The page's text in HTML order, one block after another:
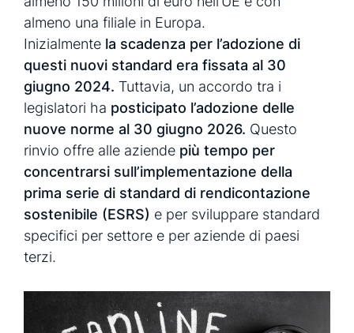
almeno una filiale in Europa.
Inizialmente la scadenza per l’adozione di
questi nuovi standard era fissata al 30
giugno 2024. Tuttavia, un accordo tra i
legislatori ha posticipato l’adozione delle
nuove norme al 30 giugno 2026. Questo
rinvio offre alle aziende più tempo per
concentrarsi sull’implementazione della
prima serie di standard di rendicontazione
sostenibile (ESRS) e per sviluppare standard
specifici per settore e per aziende di paesi
terzi.